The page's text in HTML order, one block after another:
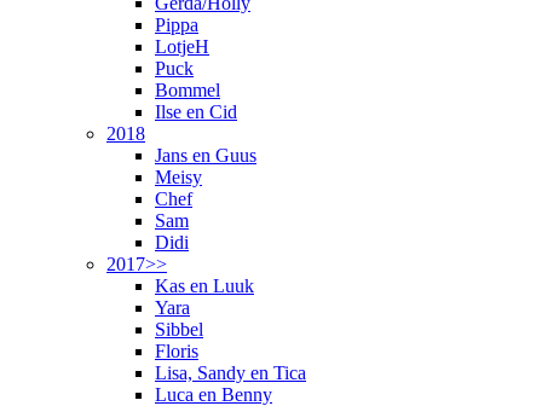
Pippa
LotjeH
Puck
Bommel
Ilse en Cid
2018
Jans en Guus
Meisy
Chef
Sam
Didi
2017>>
Kas en Luuk
Yara
Sibbel
Floris
Lisa, Sandy en Tica
Luca en Benny